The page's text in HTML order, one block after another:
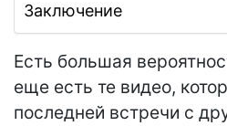
Заключение
Есть большая
еще есть те видео,
последней встречи с